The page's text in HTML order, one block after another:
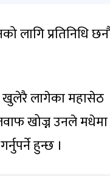
लागि प्रतिनिधि
खुलेरै लागेका महासेठ
खोज्न उनले मधेमा
हुन्छ ।